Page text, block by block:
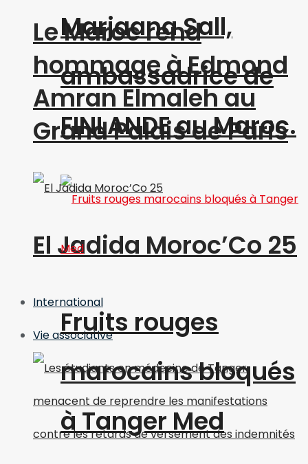
Le Maroc rend
hommage à Edmond
Amran Elmaleh au
Grand Palais de Paris
El Jadida Moroc’Co 25
International
Vie associative
Marjaana Sall,
ambassadrice de
FINLANDE au Maroc.
Fruits rouges
marocains bloqués
à Tanger Med